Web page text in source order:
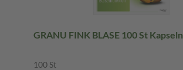
GRANU FINK BLASE 100 St Kapseln
100 St